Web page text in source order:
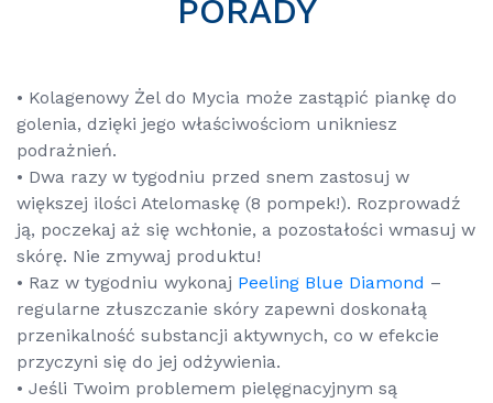
PORADY
• Kolagenowy Żel do Mycia może zastąpić piankę do
golenia, dzięki jego właściwościom unikniesz
podrażnień.
• Dwa razy w tygodniu przed snem zastosuj w
większej ilości Atelomaskę (8 pompek!). Rozprowadź
ją, poczekaj aż się wchłonie, a pozostałości wmasuj w
skórę. Nie zmywaj produktu!
• Raz w tygodniu wykonaj Peeling Blue Diamond –
regularne złuszczanie skóry zapewni doskonałą
przenikalność substancji aktywnych, co w efekcie
przyczyni się do jej odżywienia.
• Jeśli Twoim problemem pielęgnacyjnym są